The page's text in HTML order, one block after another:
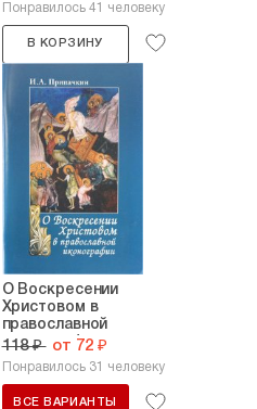
Понравилось 41 человеку
В КОРЗИНУ
О Воскресении
Христовом в
православной
иконографии
118 ₽ от 72 ₽
Понравилось 31 человеку
ВСЕ ВАРИАНТЫ